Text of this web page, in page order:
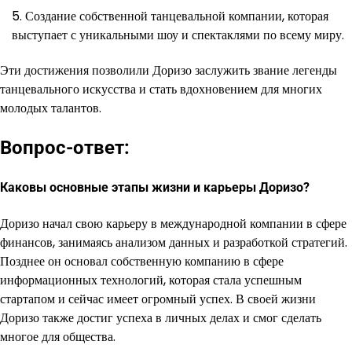
Создание собственной танцевальной компании, которая
выступает с уникальными шоу и спектаклями по всему миру.
Эти достижения позволили Доризо заслужить звание легенды
танцевального искусства и стать вдохновением для многих
молодых талантов.
Вопрос-ответ:
Каковы основные этапы жизни и карьеры Доризо?
Доризо начал свою карьеру в международной компании в сфере
финансов, занимаясь анализом данных и разработкой стратегий.
Позднее он основал собственную компанию в сфере
информационных технологий, которая стала успешным
стартапом и сейчас имеет огромный успех. В своей жизни
Доризо также достиг успеха в личных делах и смог сделать
многое для общества.